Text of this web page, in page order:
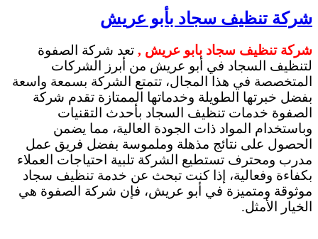
شركة تنظيف سجاد بأبو عريش
شركة تنظيف سجاد بابو عريش , تعد شركة الصفوة
لتنظيف السجاد في أبو عريش من أبرز الشركات
المتخصصة في هذا المجال، تتمتع الشركة بسمعة واسعة
بفضل خبرتها الطويلة وخدماتها الممتازة تقدم شركة
الصفوة خدمات تنظيف السجاد بأحدث التقنيات
وباستخدام المواد ذات الجودة العالية، مما يضمن
الحصول على نتائج مذهلة وملموسة بفضل فريق عمل
مدرب ومحترف تستطيع الشركة تلبية احتياجات العملاء
بكفاءة وفعالية، إذا كنت تبحث عن خدمة تنظيف سجاد
موثوقة ومتميزة في أبو عريش، فإن شركة الصفوة هي
الخيار الأمثل.